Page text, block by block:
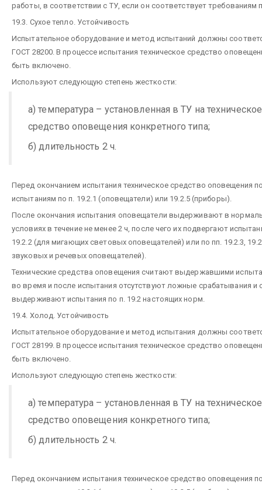
работы, в соответствии с ТУ, если он соответствует требованиям
19.3. Сухое тепло. Устойчивость
Испытательное оборудование и метод испытаний должны
ГОСТ 28200. В процессе испытания техническое средство
быть включено.
Используют следующую степень жесткости:
а) температура – установленная в ТУ на техническое
средство оповещения конкретного типа;
б) длительность 2 ч.
Перед окончанием испытания техническое средство оповещения
испытаниям по п. 19.2.1 (оповещатели) или 19.2.5 (приборы).
После окончания испытания оповещатели выдерживают в
условиях в течение не менее 2 ч, после чего их подвергают
19.2.2 (для мигающих световых оповещателей) или по пп. 19.2.3,
звуковых и речевых оповещателей).
Технические средства оповещения считают выдержавшими
во время и после испытания отсутствуют ложные срабатывания и
выдерживают испытания по п. 19.2 настоящих норм.
19.4. Холод. Устойчивость
Испытательное оборудование и метод испытания должны
ГОСТ 28199. В процессе испытания техническое средство
быть включено.
Используют следующую степень жесткости:
а) температура – установленная в ТУ на техническое
средство оповещения конкретного типа;
б) длительность 2 ч.
Перед окончанием испытания техническое средство оповещения